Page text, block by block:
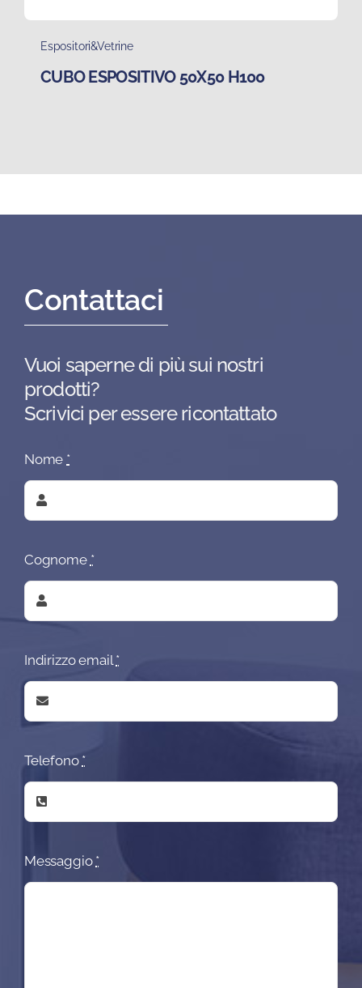
Espositori&Vetrine
CUBO ESPOSITIVO 50X50 H100
Contattaci
Vuoi saperne di più sui nostri
prodotti?
Scrivici per essere ricontattato
Nome *
Cognome *
Indirizzo email*
Telefono *
Messaggio *